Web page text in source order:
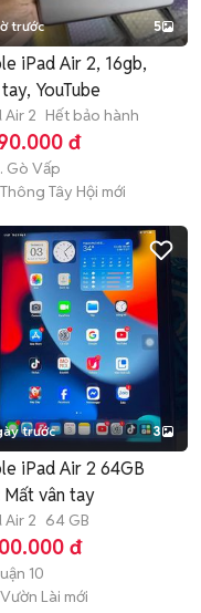
trước 5
iPad Air 2, 16gb,
YouTube
Air 2 Hết bảo hành
đ
Gò Vấp
Thông Tây Hội mới
trước 3
iPad Air 2 64GB
Mất vân tay
Air 2 64 GB
đ
10
Vườn Lài mới